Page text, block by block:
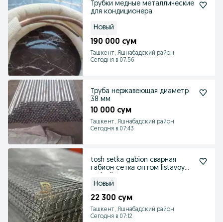
Трубки медные металлические
для кондиционера
Новый
190 000 сум
Ташкент, Яшнабадский район
Сегодня в 07:56
Труба нержавеющая диаметр
38 мм
10 000 сум
Ташкент, Яшнабадский район
Сегодня в 07:43
tosh setka gabion сварная
габион сетка оптом listavoy
Новый
22 300 сум
Ташкент, Яшнабадский район
Сегодня в 07:12